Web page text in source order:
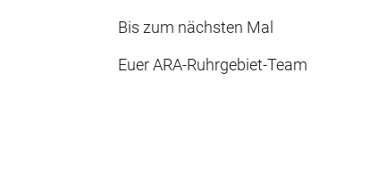
Bis zum nächsten Mal
Euer ARA-Ruhrgebiet-Team